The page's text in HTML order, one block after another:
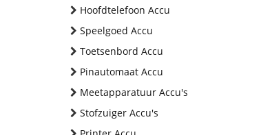
Hoofdtelefoon Accu
Speelgoed Accu
Toetsenbord Accu
Pinautomaat Accu
Meetapparatuur Accu's
Stofzuiger Accu's